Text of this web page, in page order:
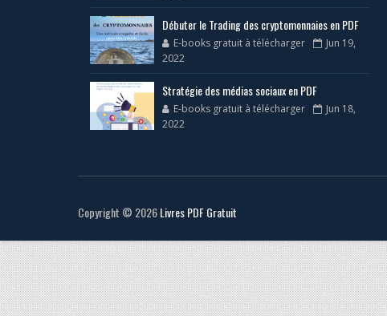
Débuter le Trading des cryptomonnaies en PDF
E-books gratuit à télécharger
Jun 19,
2022
Stratégie des médias sociaux en PDF
E-books gratuit à télécharger
Jun 18,
2022
Copyright © 2026Livres PDF Gratuit